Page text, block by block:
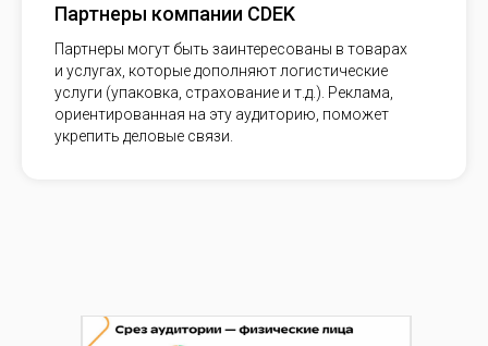
Партнеры компании CDEK
Партнеры могут быть заинтересованы в товарах
и услугах, которые дополняют логистические
услуги (упаковка, страхование и т.д.). Реклама,
ориентированная на эту аудиторию, поможет
укрепить деловые связи.